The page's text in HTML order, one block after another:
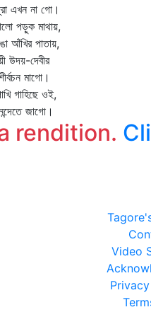
এখন না গো।
পড়ুক মাথায়,
আঁখির পাতায়,
উদয়-দেবীর
মাগো।
গাহিছে ওই,
জাগো।
rendition.
Video